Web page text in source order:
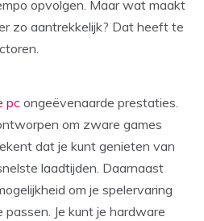
opvolgen. Maar wat maakt
zo aantrekkelijk? Dat heeft te
pc ongeëvenaarde prestaties.
om zware games
dat je kunt genieten van
laadtijden. Daarnaast
om je spelervaring
Je kunt je hardware